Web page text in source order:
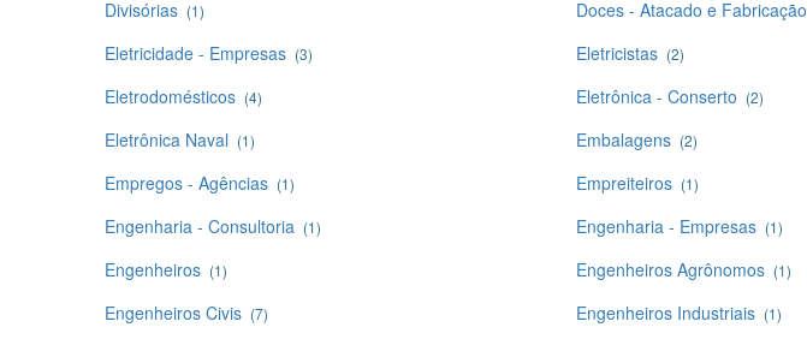
Divisórias (1) Doces - Atacado e Fabricação
Eletricidade - Empresas (3) Eletricistas (2)
Eletrodomésticos (4) Eletrônica - Conserto (2)
Eletrônica Naval (1) Embalagens (2)
Empregos - Agências (1) Empreiteiros (1)
Engenharia - Consultoria (1) Engenharia - Empresas (1)
Engenheiros (1) Engenheiros Agrônomos (1)
Engenheiros Civis (7) Engenheiros Industriais (1)